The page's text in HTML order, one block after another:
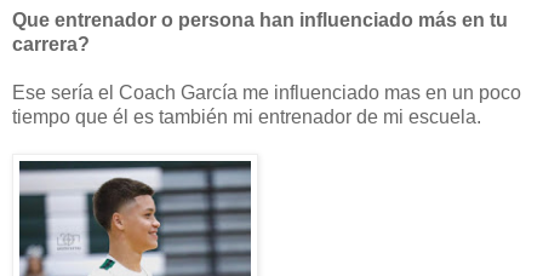
Que entrenador o persona han influenciado más en tu
carrera?
Ese sería el Coach García me influenciado mas en un poco
tiempo que él es también mi entrenador de mi escuela.